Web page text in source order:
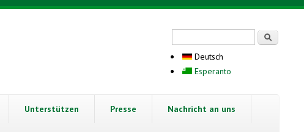
Deutsch
Esperanto
Unterstützen Presse Nachricht an uns